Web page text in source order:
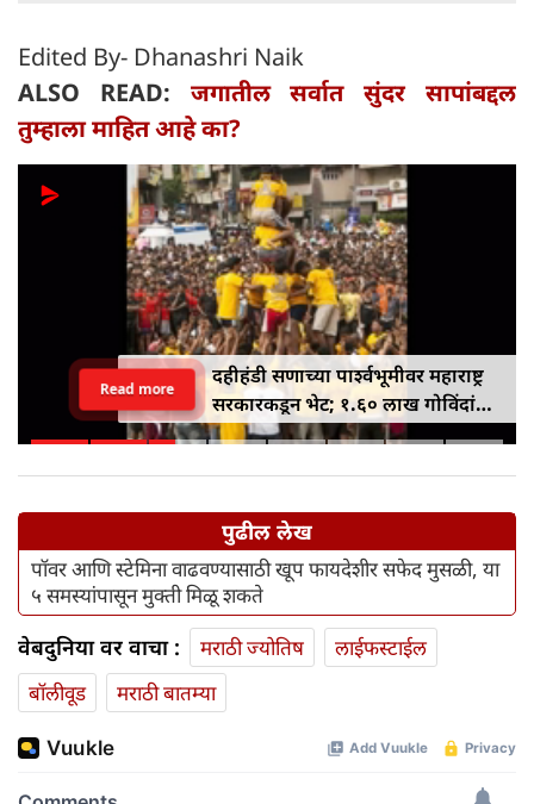
Edited By- Dhanashri Naik
ALSO READ: जगातील सर्वात सुंदर सापांबद्दल
तुम्हाला माहित आहे का?
दहीहंडी सणाच्या पार्श्वभूमीवर महाराष्ट्र
सरकारकडून भेट; १.६० लाख गोविंदांना
१० लाख रुपयांपर्यंतचे विमा संरक्षण
Read more
पुढील लेख
पॉवर आणि स्टेमिना वाढवण्यासाठी खूप फायदेशीर सफेद मुसळी, या
५ समस्यांपासून मुक्ती मिळू शकते
वेबदुनिया वर वाचा : मराठी ज्योतिष
लाईफस्टाईल
बॉलीवूड
मराठी बातम्या